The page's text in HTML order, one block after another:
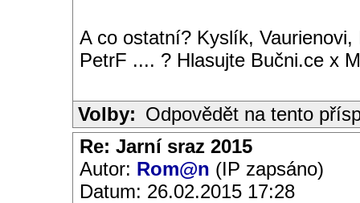
A co ostatní? Kyslík,
PetrF .... ? Hlasujte Bučni.ce x
Volby: Odpovědět na tento
Re: Jarní sraz 2015
Autor: Rom@n (IP zapsáno)
Datum: 26.02.2015 17:28